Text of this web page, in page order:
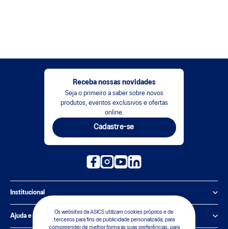
Os websites da ASICS utilizam cookies próprios e de
terceiros para fins de publicidade personalizada, para
compreender de melhor forma as suas preferências, para
Receba nossas novidades
Seja o primeiro a saber sobre novos
produtos, eventos exclusivos e ofertas
online.
Cadastre-se
Institucional
Política de Privacidade
Ajuda e suporte